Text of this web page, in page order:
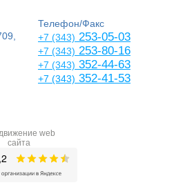
Телефон/Факс
+7 (343) 253-05-03
+7 (343) 253-80-16
+7 (343) 352-44-63
+7 (343) 352-41-53
web
сайта